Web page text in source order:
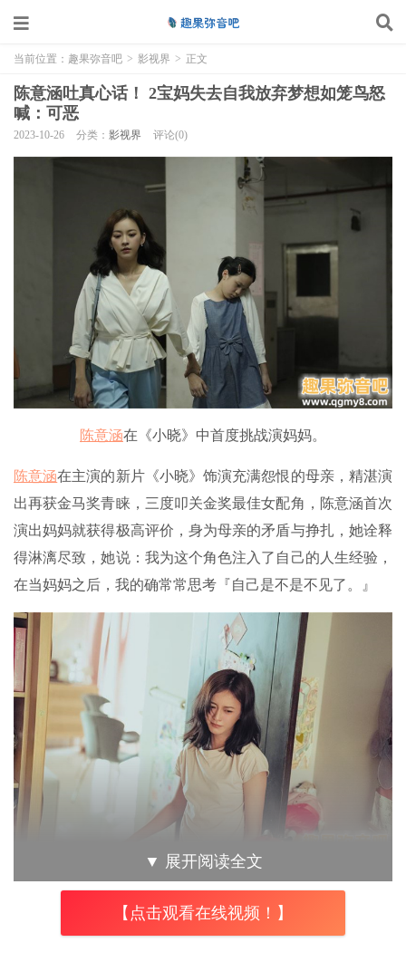
当前位置： 趣果弥音吧 > 影视界 > 正文
陈意涵吐真心话！ 2宝妈失去自我放弃梦想如笼鸟怒
喊：可恶
2023-10-26 分类： 影视界 评论(0)
陈意涵在《小晓》中首度挑战演妈妈。
陈意涵在主演的新片《小晓》饰演充满怨恨的母亲，精湛演
出再获金马奖青睐，三度叩关金奖最佳女配角，陈意涵首次
演出妈妈就获得极高评价，身为母亲的矛盾与挣扎，她诠释
得淋漓尽致，她说：我为这个角色注入了自己的人生经验，
在当妈妈之后，我的确常常思考『自己是不是不见了。』
陈意涵在《小晓》饰演失去自我的母亲。
回想到当初与《小晓》导演靳家骅第一次见面，一句可恶竟
▼ 展开阅读全文
【点击观看在线视频！】